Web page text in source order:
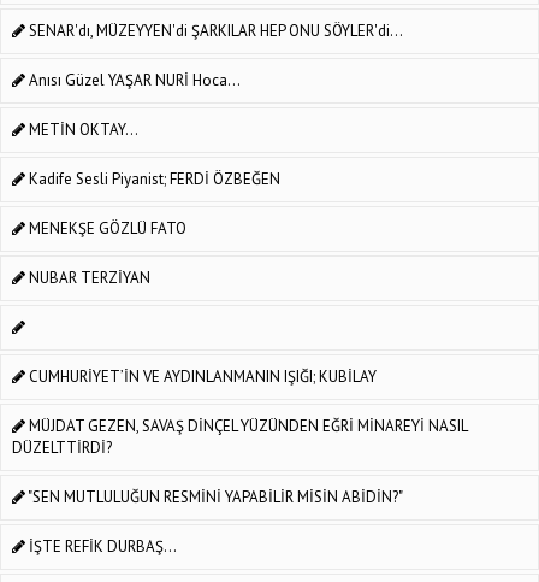
SENAR'dı, MÜZEYYEN'di ŞARKILAR HEP ONU SÖYLER'di...
Anısı Güzel YAŞAR NURİ Hoca...
METİN OKTAY...
Kadife Sesli Piyanist; FERDİ ÖZBEĞEN
MENEKŞE GÖZLÜ FATO
NUBAR TERZİYAN
CUMHURİYET’İN VE AYDINLANMANIN IŞIĞI; KUBİLAY
MÜJDAT GEZEN, SAVAŞ DİNÇEL YÜZÜNDEN EĞRİ MİNAREYİ NASIL
DÜZELTTİRDİ?
"SEN MUTLULUĞUN RESMİNİ YAPABİLİR MİSİN ABİDİN?"
İŞTE REFİK DURBAŞ...